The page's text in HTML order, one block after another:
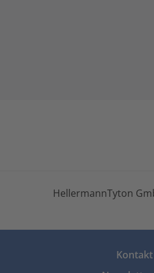
HellermannTyton
Kontakt